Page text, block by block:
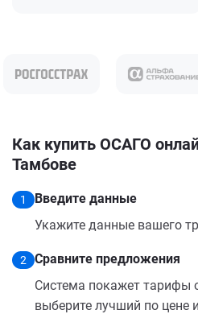
Как купить ОСАГО
Тамбове
1
Введите данные
Укажите данные вашего
2
Сравните предложения
Система покажет тарифы
выберите лучший по цене